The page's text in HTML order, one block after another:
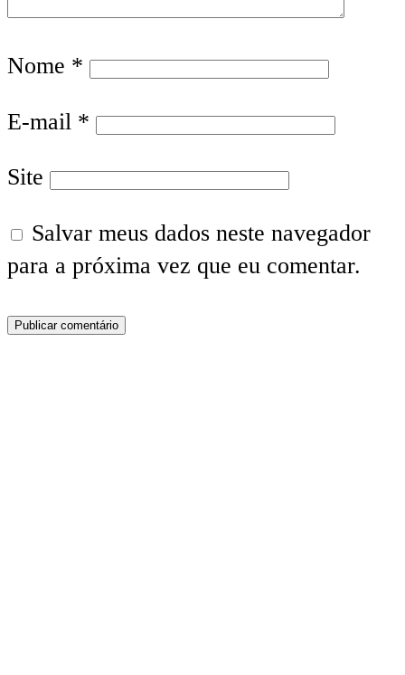
Nome *
E-mail *
Site
Salvar meus dados neste navegador
para a próxima vez que eu comentar.